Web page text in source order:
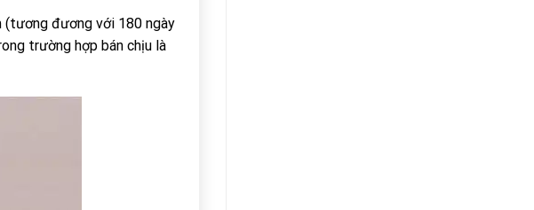
(tương đương với 180 ngày
trường hợp bán chịu là